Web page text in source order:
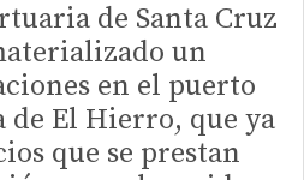
de Santa Cruz
un
en el puerto
de El Hierro, que ya
que se prestan